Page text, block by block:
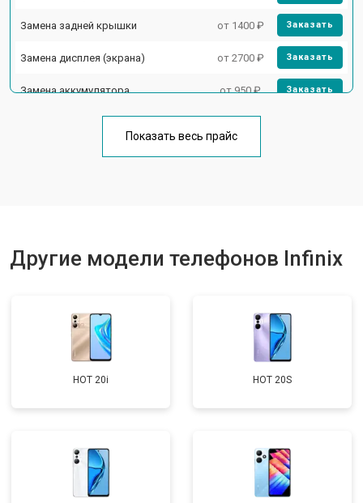
Замена задней крышки от 1400 ₽ Заказать
Замена дисплея (экрана) от 2700 ₽ Заказать
Замена аккумулятора от 950 ₽ Заказать
Ремонт цепи питания от 3200 ₽
Показать весь прайс
Другие модели телефонов Infinix
HOT 20i HOT 20S